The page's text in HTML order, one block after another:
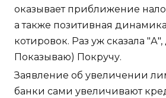
оказывает приближение
а также позитивная
котировок. Раз уж сказала
Показываю) Покручу.
Заявление об увеличении
банки сами увеличивают